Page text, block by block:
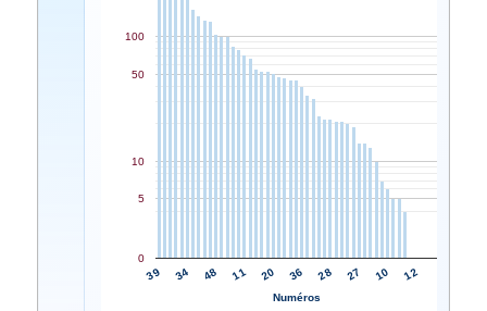
39 34 48 11 20 36 28 27 10 12
0
5
10
50
100
Numéros